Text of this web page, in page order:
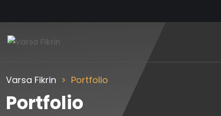
Varsa Fikrin Portfolio
Portfolio